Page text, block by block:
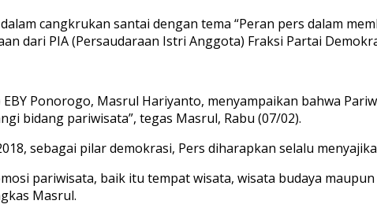
cangkrukan santai dengan tema “Peran pers dalam
dari PIA (Persaudaraan Istri Anggota) Fraksi Partai
Ponorogo, Masrul Hariyanto, menyampaikan bahwa
bidang pariwisata”, tegas Masrul, Rabu (07/02).
sebagai pilar demokrasi, Pers diharapkan selalu
pariwisata, baik itu tempat wisata, wisata budaya
Masrul.